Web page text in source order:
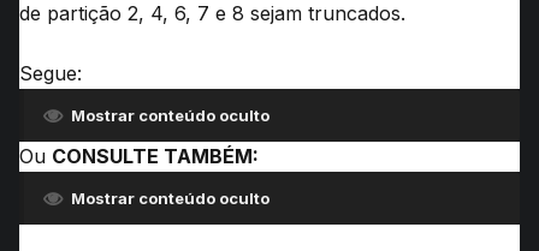
de partição 2, 4, 6, 7 e 8 sejam truncados.
Segue:
Mostrar conteúdo oculto
Ou CONSULTE TAMBÉM:
Mostrar conteúdo oculto